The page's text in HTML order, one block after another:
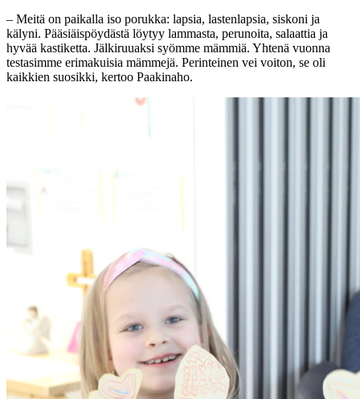
– Meitä on paikalla iso porukka: lapsia, lastenlapsia, siskoni ja
kälyni. Pääsiäispöydästä löytyy lammasta, perunoita, salaattia ja
hyvää kastiketta. Jälkiruuaksi syömme mämmiä. Yhtenä vuonna
testasimme erimakuisia mämmejä. Perinteinen vei voiton, se oli
kaikkien suosikki, kertoo Paakinaho.